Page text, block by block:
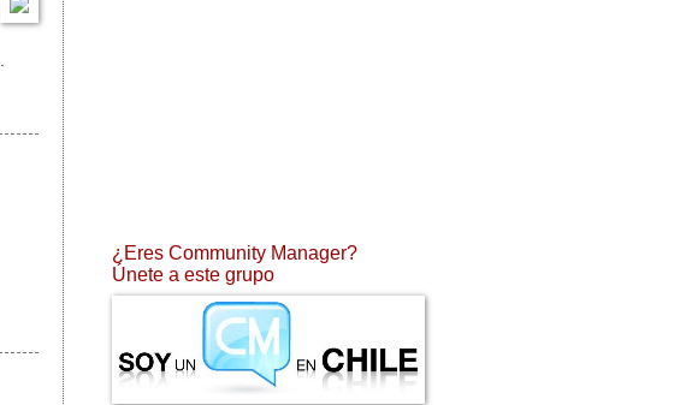
¿Eres Community Manager?
Únete a este grupo